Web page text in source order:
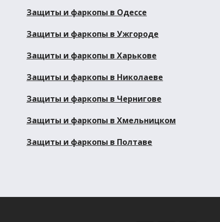
Защиты и фаркопы в Одессе
Защиты и фаркопы в Ужгороде
Защиты и фаркопы в Харькове
Защиты и фаркопы в Николаеве
Защиты и фаркопы в Чернигове
Защиты и фаркопы в Хмельницком
Защиты и фаркопы в Полтаве